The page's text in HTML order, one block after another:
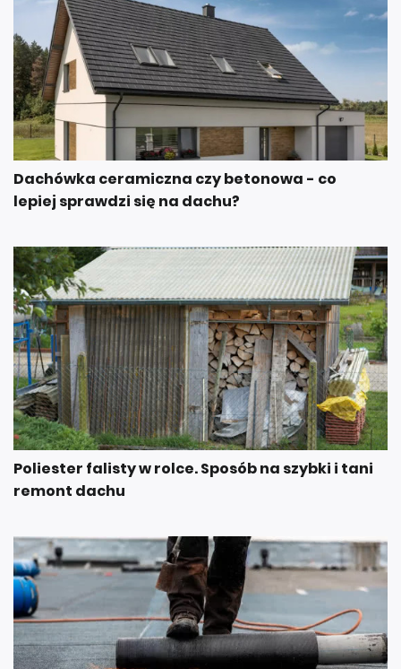
Dachówka ceramiczna czy betonowa - co
lepiej sprawdzi się na dachu?
Poliester falisty w rolce. Sposób na szybki i tani
remont dachu